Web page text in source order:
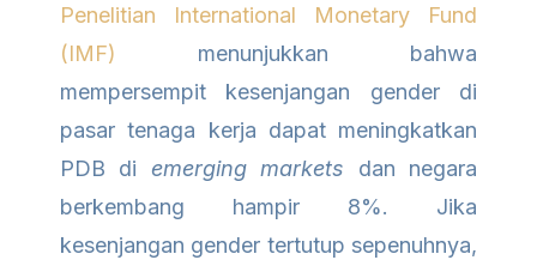
Penelitian International Monetary Fund
(IMF) menunjukkan bahwa
mempersempit kesenjangan gender di
pasar tenaga kerja dapat meningkatkan
PDB di emerging markets dan negara
berkembang hampir 8%. Jika
kesenjangan gender tertutup sepenuhnya,